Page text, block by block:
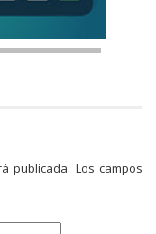
publicada. Los campos